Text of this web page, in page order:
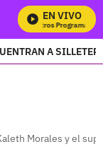
EN VIVO
A
Morales y el